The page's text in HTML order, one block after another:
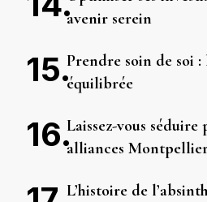
avenir serein
Prendre soin de soi :
équilibrée
Laissez-vous
alliances
L’histoire de